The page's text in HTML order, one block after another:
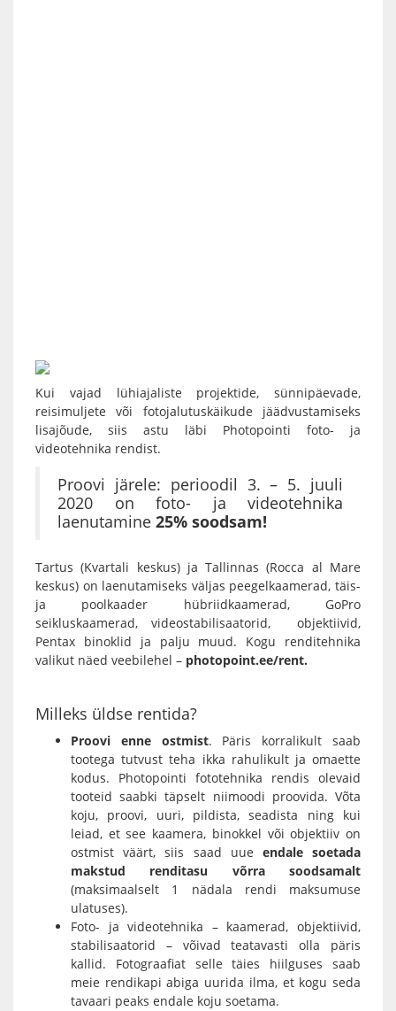
Kui vajad lühiajaliste projektide, sünnipäevade,
reisimuljete või fotojalutuskäikude jäädvustamiseks
lisajõude, siis astu läbi Photopointi foto- ja
videotehnika rendist.
Proovi järele: perioodil 3. – 5. juuli
2020 on foto- ja videotehnika
laenutamine 25% soodsam!
Tartus (Kvartali keskus) ja Tallinnas (Rocca al Mare
keskus) on laenutamiseks väljas peegelkaamerad,täis-
ja poolkaader hübriidkaamerad, GoPro
seikluskaamerad, videostabilisaatorid, objektiivid,
Pentax binoklid ja palju muud. Kogu renditehnika
valikut näed veebilehel – photopoint.ee/rent.
Milleks üldse rentida?
Proovi enne ostmist. Päris korralikult saab
tootega tutvust teha ikka rahulikult ja omaette
kodus. Photopointi fototehnika rendis olevaid
tooteid saabki täpselt niimoodi proovida. Võta
koju, proovi, uuri, pildista, seadista ning kui
leiad, et see kaamera, binokkel või objektiiv on
ostmist väärt, siis saad uue endale soetada
makstud renditasu võrra soodsamalt
(maksimaalselt 1 nädala rendi maksumuse
ulatuses).
Foto- ja videotehnika – kaamerad, objektiivid,
stabilisaatorid – võivad teatavasti olla päris
kallid. Fotograafiat selle täies hiilguses saab
meie rendikapi abiga uurida ilma, et kogu seda
tavaari peaks endale koju soetama.